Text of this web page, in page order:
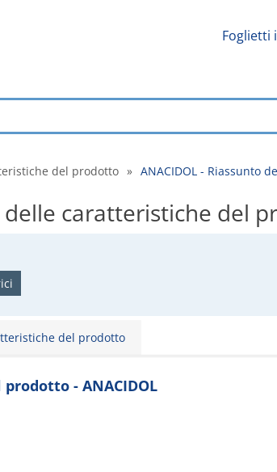
Foglietti
del prodotto » ANACIDOL - Riassunto
delle caratteristiche del
del prodotto
- ANACIDOL